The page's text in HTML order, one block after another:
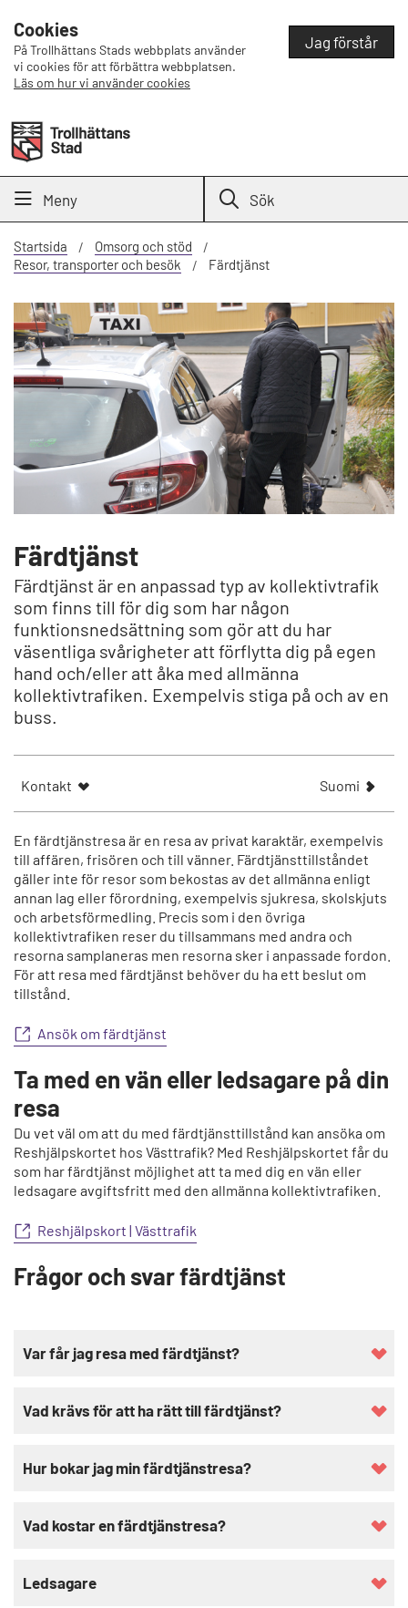
Cookies
På Trollhättans Stads webbplats använder
vi cookies för att förbättra webbplatsen.
Läs om hur vi använder cookies
Jag förstår
Meny Sök
Startsida
Omsorg och stöd
Resor, transporter och besök
Färdtjänst
Färdtjänst
Färdtjänst är en anpassad typ av kollektivtrafik
som finns till för dig som har någon
funktionsnedsättning som gör att du har
väsentliga svårigheter att förflytta dig på egen
hand och/eller att åka med allmänna
kollektivtrafiken. Exempelvis stiga på och av en
buss.
Kontakt
N
y
t
ä
a
r
i
k
k
Suomi
En färdtjänstresa är en resa av privat karaktär, exempelvis
till affären, frisören och till vänner. Färdtjänsttillståndet
gäller inte för resor som bekostas av det allmänna enligt
annan lag eller förordning, exempelvis sjukresa, skolskjuts
och arbetsförmedling. Precis som i den övriga
kollektivtrafiken reser du tillsammans med andra och
resorna samplaneras men resorna sker i anpassade fordon.
För att resa med färdtjänst behöver du ha ett beslut om
tillstånd.
Ansök om färdtjänst
Ta med en vän eller ledsagare på din
resa
Du vet väl om att du med färdtjänsttillstånd kan ansöka om
Reshjälpskortet hos Västtrafik? Med Reshjälpskortet får du
som har färdtjänst möjlighet att ta med dig en vän eller
ledsagare avgiftsfritt med den allmänna kollektivtrafiken.
Reshjälpskort | Västtrafik
Frågor och svar färdtjänst
Var får jag resa med färdtjänst?
Vad krävs för att ha rätt till färdtjänst?
Hur bokar jag min färdtjänstresa?
Vad kostar en färdtjänstresa?
Ledsagare